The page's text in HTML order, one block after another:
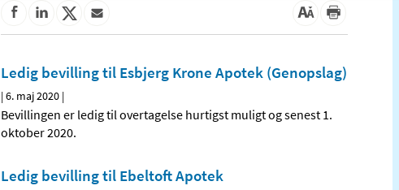
Ledig bevilling til Esbjerg Krone Apotek (Genopslag)
|6. maj 2020 |
Bevillingen er ledig til overtagelse hurtigst muligt og senest 1.
oktober 2020.
Ledig bevilling til Ebeltoft Apotek